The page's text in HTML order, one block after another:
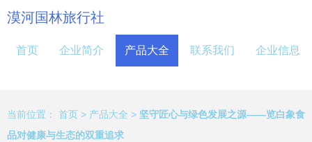
漠河国林旅行社
首页 企业简介 产品大全 联系我们 企业信息
当前位置： 首页 > 产品大全 > 坚守匠心与绿色发展之源——览白象食
品对健康与生态的双重追求